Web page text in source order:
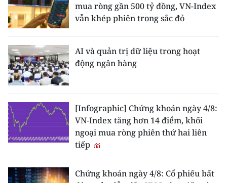
mua ròng gần 500 tỷ đồng, VN-Index
vẫn khép phiên trong sắc đỏ
AI và quản trị dữ liệu trong hoạt
động ngân hàng
[Infographic] Chứng khoán ngày 4/8:
VN-Index tăng hơn 14 điểm, khối
ngoại mua ròng phiên thứ hai liên
tiếp
Chứng khoán ngày 4/8: Cổ phiếu bất